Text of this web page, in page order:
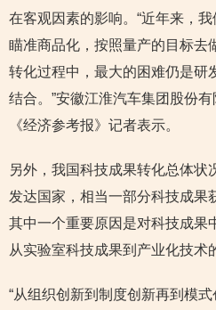
在客观因素的影响。“近年来，
瞄准商品化，按照量产的目标去
转化过程中，最大的困难仍是研
结合。”安徽江淮汽车集团股份
《经济参考报》记者表示。
另外，我国科技成果转化总体状
发达国家，相当一部分科技成果
其中一个重要原因是对科技成果
从实验室科技成果到产业化技术
“从组织创新到制度创新再到模